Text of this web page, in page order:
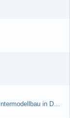
Brushless Buggy Cup am 10.04.2013 auf der Intermodellbau in Dortmund